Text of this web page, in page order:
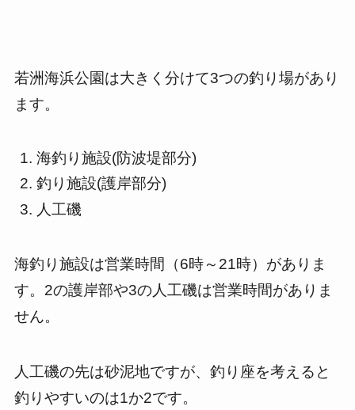
若洲海浜公園は大きく分けて3つの釣り場があり
ます。
海釣り施設(防波堤部分)
釣り施設(護岸部分)
人工磯
海釣り施設は営業時間（6時～21時）がありま
す。2の護岸部や3の人工磯は営業時間がありま
せん。
人工磯の先は砂泥地ですが、釣り座を考えると
釣りやすいのは1か2です。